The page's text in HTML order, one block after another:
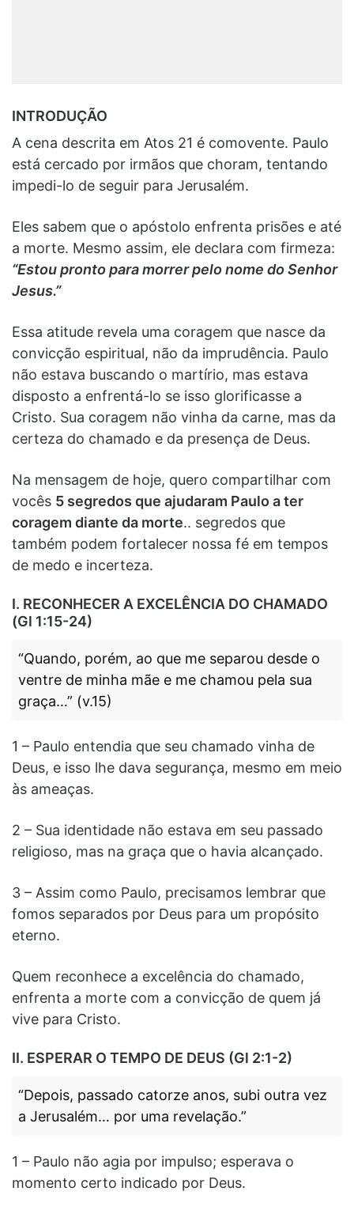
INTRODUÇÃO
A cena descrita em Atos 21 é comovente. Paulo
está cercado por irmãos que choram, tentando
impedi-lo de seguir para Jerusalém.
Eles sabem que o apóstolo enfrenta prisões e até
a morte. Mesmo assim, ele declara com firmeza:
“Estou pronto para morrer pelo nome do Senhor
Jesus.”
Essa atitude revela uma coragem que nasce da
convicção espiritual, não da imprudência. Paulo
não estava buscando o martírio, mas estava
disposto a enfrentá-lo se isso glorificasse a
Cristo. Sua coragem não vinha da carne, mas da
certeza do chamado e da presença de Deus.
Na mensagem de hoje, quero compartilhar com
vocês 5 segredos que ajudaram Paulo a ter
coragem diante da morte.. segredos que
também podem fortalecer nossa fé em tempos
de medo e incerteza.
I. RECONHECER A EXCELÊNCIA DO CHAMADO
(Gl 1:15-24)
“Quando, porém, ao que me separou desde o
ventre de minha mãe e me chamou pela sua
graça…” (v.15)
1 – Paulo entendia que seu chamado vinha de
Deus, e isso lhe dava segurança, mesmo em meio
às ameaças.
2 – Sua identidade não estava em seu passado
religioso, mas na graça que o havia alcançado.
3 – Assim como Paulo, precisamos lembrar que
fomos separados por Deus para um propósito
eterno.
Quem reconhece a excelência do chamado,
enfrenta a morte com a convicção de quem já
vive para Cristo.
II. ESPERAR O TEMPO DE DEUS (Gl 2:1-2)
“Depois, passado catorze anos, subi outra vez
a Jerusalém… por uma revelação.”
1 – Paulo não agia por impulso; esperava o
momento certo indicado por Deus.